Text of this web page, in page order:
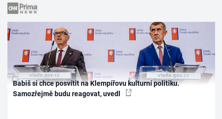
Babiš si chce posvítit na Klempířovu kulturní politiku.
Samozřejmě budu reagovat, uvedl